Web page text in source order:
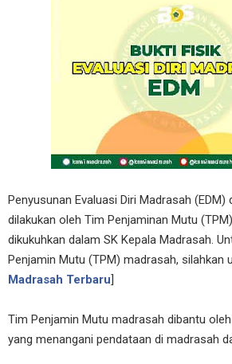
Penyusunan Evaluasi Diri Madrasah
dilakukan oleh Tim Penjaminan Mutu
dikukuhkan dalam SK Kepala Madrasah.
Penjamin Mutu (TPM) madrasah, silahkan
Madrasah Terbaru]
Tim Penjamin Mutu madrasah dibantu
yang menangani pendataan di madrasah